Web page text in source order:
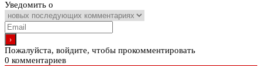
Уведомить о
Пожалуйста, войдите, чтобы прокомментировать
0 комментариев